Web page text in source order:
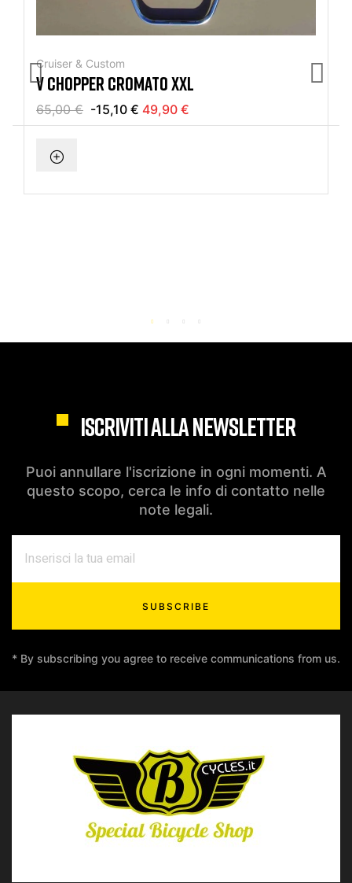
Cruiser & Custom
V CHOPPER CROMATO XXL
65,00 € -15,10 € 49,90 €
ISCRIVITI ALLA NEWSLETTER
Puoi annullare l'iscrizione in ogni momenti. A
questo scopo, cerca le info di contatto nelle
note legali.
SUBSCRIBE
* By subscribing you agree to receive communications from us.